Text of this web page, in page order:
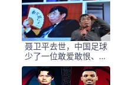
聂卫平去世，中国足球
少了一位敢爱敢恨、敢
说真话的球迷